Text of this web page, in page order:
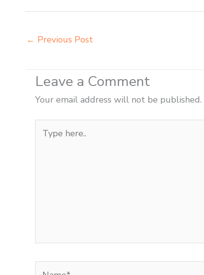
← Previous Post
Leave a Comment
Your email address will not be published.
here..